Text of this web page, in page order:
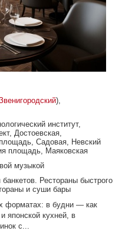
),
институт,
Достоевская,
Садовая, Невский
площадь, Маяковская
музыкой
Рестораны быстрого
и суши бары
форматах: в будни — как
японской кухней, в
с...